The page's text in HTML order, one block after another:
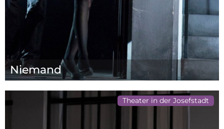
Niemand
Theater in der Josefstadt